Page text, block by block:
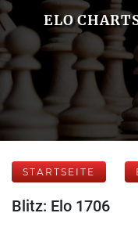
ELO
STARTSEITE
Blitz: Elo 1706